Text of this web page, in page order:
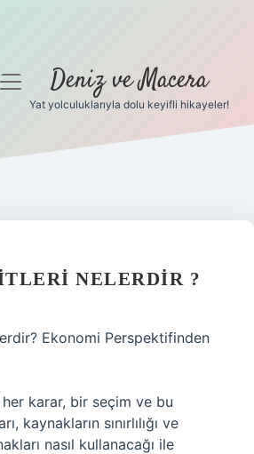
menüyüDeniz ve Macera
Yat yolculuklarıyla dolu keyifli hikayeler!
NELERDIR ?
Ekonomi Perspektifinden
karar, bir seçim ve bu
kaynakların sınırlılığı ve
nasıl kullanacağı ile